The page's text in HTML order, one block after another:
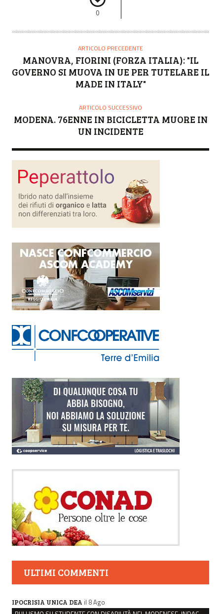
0
ARTICOLO PRECEDENTE
MANOVRA, FIORINI (FORZA ITALIA): "IL
GOVERNO SI MUOVA IN UE PER TUTELARE IL
MADE IN ITALY"
ARTICOLO SUCCESSIVO
MODENA. 76ENNE IN BICICLETTA MUORE IN
UN INCIDENTE
ULTIMI COMMENTI
IPOCRISIA UNICA DEA il 8 Ago